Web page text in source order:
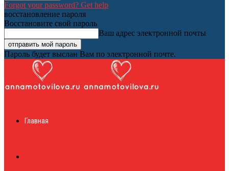
Forgot your password? Get help
восстановление пароля
Восстановите свой пароль
Ваш адрес электронной почты
Пароль будет выслан Вам по электронной почте.
журналГлавная